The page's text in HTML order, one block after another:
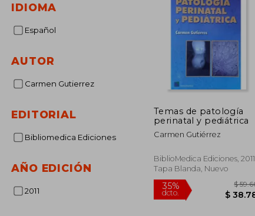
IDIOMA
Español
AUTOR
Carmen Gutierrez
EDITORIAL
Bibliomedica Ediciones
AÑO EDICIÓN
2011
Temas de patología
perinatal y pediátrica
Carmen Gutiérrez
BiblioMedica Ediciones, 2011,
Tapa Blanda, Nuevo